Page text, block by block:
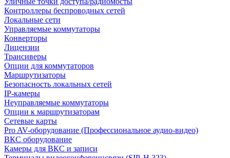
Контроллеры беспроводных сетей
Локальные сети
Управляемые коммутаторы
Конверторы
Лицензии
Трансиверы
Опции для коммутаторов
Маршрутизаторы
Безопасность локальных сетей
IP-камеры
Неуправляемые коммутаторы
Опции к маршрутизаторам
Сетевые карты
Pro AV-оборудование (Профессиональное аудио-видео)
ВКС оборудование
Камеры для ВКС и записи